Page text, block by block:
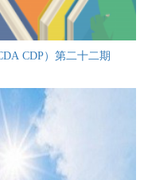
CDP）第二十二期